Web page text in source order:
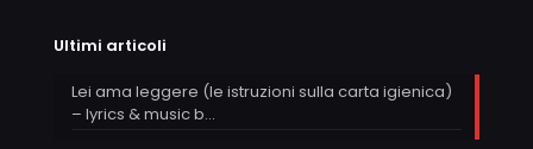
Ultimi articoli
Lei ama leggere (le istruzioni sulla carta igienica)
– lyrics & music b…